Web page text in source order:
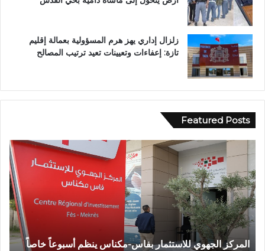
زلزال إداري يهز هرم المسؤولية بعمالة إقليم
تازة: إعفاءات وتعيينات تعيد ترتيب المصالح
Featured Posts
أسبوعاً خاصاً
و
ف
ة
ش
خ
ث وفاة شخص إثر طعنة بالسلاح الأبيض بوادي